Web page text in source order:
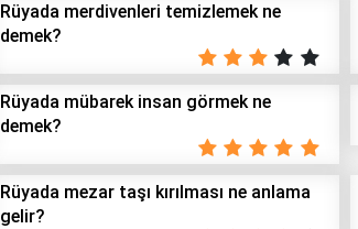
Rüyada merdivenleri temizlemek ne
demek?
Rüyada mübarek insan görmek ne
demek?
Rüyada mezar taşı kırılması ne anlama
gelir?